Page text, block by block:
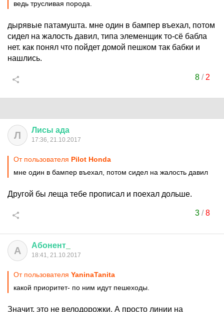
ведь трусливая порода.
дырявые патамушта. мне один в бампер въехал, потом
сидел на жалость давил, типа элеменщик то-сё бабла
нет. как понял что пойдет домой пешком так бабки и
нашлись.
8/ 2
Л Лисы ада
17:36, 21.10.2017
От пользователя Pilot Honda
мне один в бампер въехал, потом сидел на жалость давил
Другой бы леща тебе прописал и поехал дольше.
3/8
А Абонент
18:41, 21.10.2017
От пользователя YaninaTanita
какой приоритет- по ним идут пешеходы.
Значит, это не велодорожки. А просто линии на